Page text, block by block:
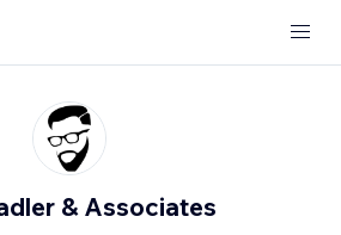
& Associates